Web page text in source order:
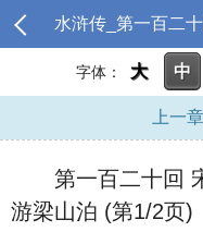
字体： 大 中
上一章
第一百二十回 宋
游梁山泊 (第1/2页)